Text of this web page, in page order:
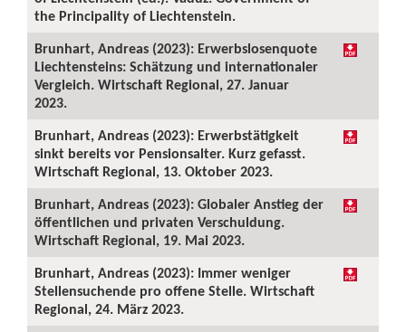
the Principality of Liechtenstein.
Brunhart, Andreas (2023): Erwerbslosenquote
Liechtensteins: Schätzung und internationaler
Vergleich. Wirtschaft Regional, 27. Januar
2023.
Brunhart, Andreas (2023): Erwerbstätigkeit
sinkt bereits vor Pensionsalter. Kurz gefasst.
Wirtschaft Regional, 13. Oktober 2023.
Brunhart, Andreas (2023): Globaler Anstieg der
öffentlichen und privaten Verschuldung.
Wirtschaft Regional, 19. Mai 2023.
Brunhart, Andreas (2023): Immer weniger
Stellensuchende pro offene Stelle. Wirtschaft
Regional, 24. März 2023.